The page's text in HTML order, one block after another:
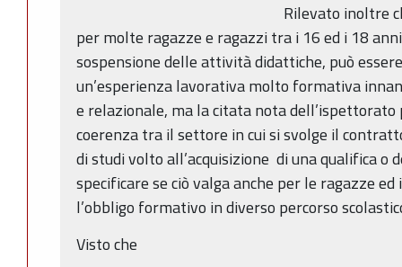
Rilevato inoltre
per molte ragazze e ragazzi tra i 16 ed i 18
sospensione delle attività didattiche, può
un’esperienza lavorativa molto formativa
e relazionale, ma la citata nota
coerenza tra il settore in cui si svolge il
di studi volto all’acquisizione di una qualifica o
specificare se ciò valga anche per le ragazze
l’obbligo formativo in diverso percorso
Visto che